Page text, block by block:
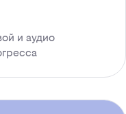
и аудио